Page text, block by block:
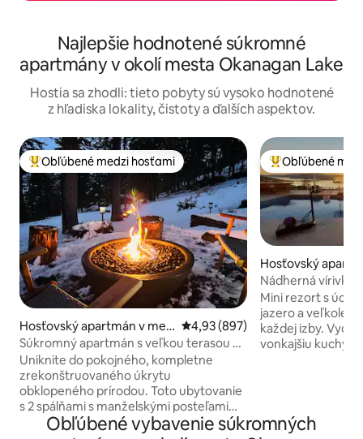
Najlepšie hodnotené súkromné
apartmány v okolí mesta Okanagan Lake
Hostia sa zhodli: tieto pobyty sú vysoko hodnotené
z hľadiska lokality, čistoty a ďalších aspektov.
Najobľúbenejšie medzi hosťami
Obľúbené medzi hosťami
Hosťovský apartmán v mes
te West Kelowna
Priemerné ohodnotenie 4,93 z
4,93 (897)
Súkromný apartmán s veľkou terasou v
srdci Okanaganu
Uniknite do pokojného, kompletne
zrekonštruovaného úkrytu
obklopeného prírodou. Toto ubytovanie
s 2 spálňami s manželskými posteľami
King a 2 kúpeľňami a štýlovým
Najobľúbenejšie
Obľúbené
Hosťovský
te West Kelowna
Nádherná vírivka
bazén, sauna,
Mini rezort s
jazero a
každej izby.
vonkajšiu
celý rok),
posilňovňu,
Obľúbené vybavenie súkromných